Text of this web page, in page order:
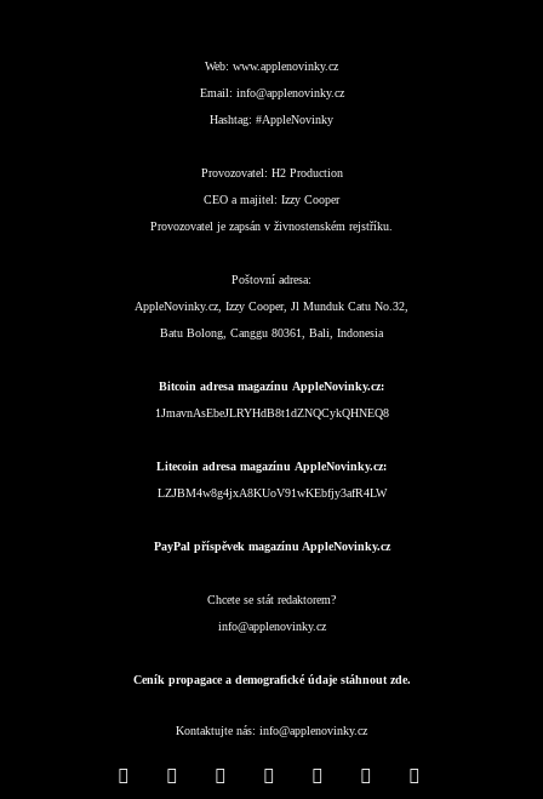
Web: www.applenovinky.cz
Email: info@applenovinky.cz
Hashtag: #AppleNovinky
Provozovatel: H2 Production
CEO a majitel: Izzy Cooper
Provozovatel je zapsán v živnostenském rejstříku.
Poštovní adresa:
AppleNovinky.cz, Izzy Cooper, Jl Munduk Catu No.32,
Batu Bolong, Canggu 80361, Bali, Indonesia
Bitcoin adresa magazínu AppleNovinky.cz:
1JmavnAsEbeJLRYHdB8t1dZNQCykQHNEQ8
Litecoin adresa magazínu AppleNovinky.cz:
LZJBM4w8g4jxA8KUoV91wKEbfjy3afR4LW
PayPal příspěvek magazínu AppleNovinky.cz
Chcete se stát redaktorem?
info@applenovinky.cz
Ceník propagace a demografické údaje stáhnout zde.
Kontaktujte nás: info@applenovinky.cz